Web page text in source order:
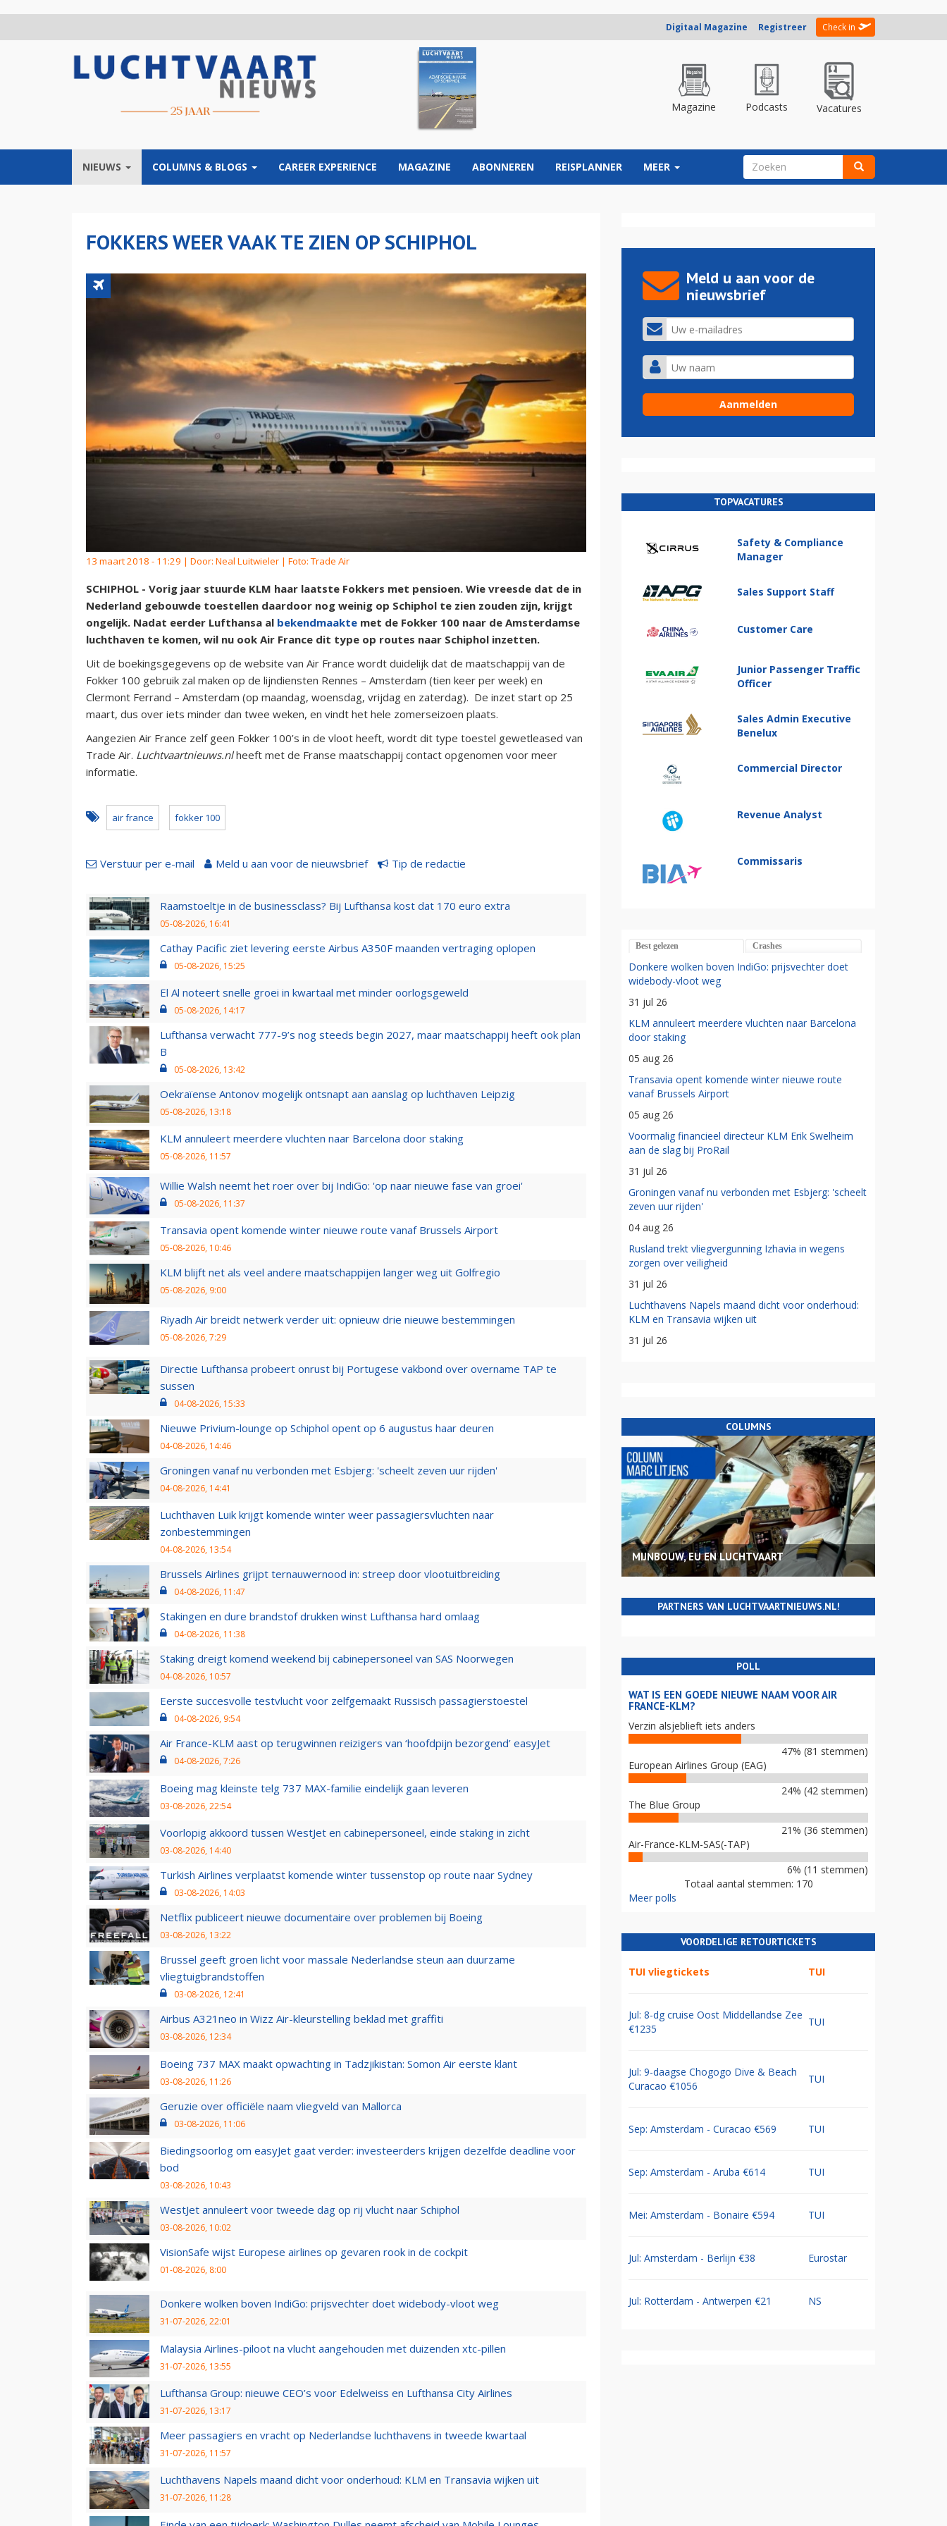
Digitaal Magazine Registreer Check in
Magazine Podcasts Vacatures
NIEUWS COLUMNS & BLOGS CAREER EXPERIENCE MAGAZINE ABONNEREN REISPLANNER MEER ZOEKVELD
FOKKERS WEER VAAK TE ZIEN OP SCHIPHOL
13 maart 2018 - 11:29 | Door: Neal Luitwieler | Foto: Trade Air
SCHIPHOL - Vorig jaar stuurde KLM haar laatste Fokkers met pensioen. Wie vreesde dat de in
Nederland gebouwde toestellen daardoor nog weinig op Schiphol te zien zouden zijn, krijgt
ongelijk. Nadat eerder Lufthansa al bekendmaakte met de Fokker 100 naar de Amsterdamse
luchthaven te komen, wil nu ook Air France dit type op routes naar Schiphol inzetten.
Uit de boekingsgegevens op de website van Air France wordt duidelijk dat de maatschappij van de
Fokker 100 gebruik zal maken op de lijndiensten Rennes – Amsterdam (tien keer per week) en
Clermont Ferrand – Amsterdam (op maandag, woensdag, vrijdag en zaterdag). De inzet start op 25
maart, dus over iets minder dan twee weken, en vindt het hele zomerseizoen plaats.
Aangezien Air France zelf geen Fokker 100’s in de vloot heeft, wordt dit type toestel gewetleased van
Trade Air. Luchtvaartnieuws.nlheeft met de Franse maatschappij contact opgenomen voor meer
informatie.
air france fokker 100
Verstuur per e-mail Meld u aan voor de nieuwsbrief Tip de redactie
Raamstoeltje in de businessclass? Bij Lufthansa kost dat 170 euro extra
05-08-2026, 16:41
Cathay Pacific ziet levering eerste Airbus A350F maanden vertraging oplopen
05-08-2026, 15:25
El Al noteert snelle groei in kwartaal met minder oorlogsgeweld
05-08-2026, 14:17
Lufthansa verwacht 777-9’s nog steeds begin 2027, maar maatschappij heeft ook plan
B
05-08-2026, 13:42
Oekraïense Antonov mogelijk ontsnapt aan aanslag op luchthaven Leipzig
05-08-2026, 13:18
KLM annuleert meerdere vluchten naar Barcelona door staking
05-08-2026, 11:57
Willie Walsh neemt het roer over bij IndiGo: 'op naar nieuwe fase van groei'
05-08-2026, 11:37
Transavia opent komende winter nieuwe route vanaf Brussels Airport
05-08-2026, 10:46
KLM blijft net als veel andere maatschappijen langer weg uit Golfregio
05-08-2026, 9:00
Riyadh Air breidt netwerk verder uit: opnieuw drie nieuwe bestemmingen
05-08-2026, 7:29
Directie Lufthansa probeert onrust bij Portugese vakbond over overname TAP te
sussen
04-08-2026, 15:33
Nieuwe Privium-lounge op Schiphol opent op 6 augustus haar deuren
04-08-2026, 14:46
Groningen vanaf nu verbonden met Esbjerg: 'scheelt zeven uur rijden'
04-08-2026, 14:41
Luchthaven Luik krijgt komende winter weer passagiersvluchten naar
zonbestemmingen
04-08-2026, 13:54
Brussels Airlines grijpt ternauwernood in: streep door vlootuitbreiding
04-08-2026, 11:47
Stakingen en dure brandstof drukken winst Lufthansa hard omlaag
04-08-2026, 11:38
Staking dreigt komend weekend bij cabinepersoneel van SAS Noorwegen
04-08-2026, 10:57
Eerste succesvolle testvlucht voor zelfgemaakt Russisch passagierstoestel
04-08-2026, 9:54
Air France-KLM aast op terugwinnen reizigers van ‘hoofdpijn bezorgend’ easyJet
04-08-2026, 7:26
Boeing mag kleinste telg 737 MAX-familie eindelijk gaan leveren
03-08-2026, 22:54
Voorlopig akkoord tussen WestJet en cabinepersoneel, einde staking in zicht
03-08-2026, 14:40
Turkish Airlines verplaatst komende winter tussenstop op route naar Sydney
03-08-2026, 14:03
Netflix publiceert nieuwe documentaire over problemen bij Boeing
03-08-2026, 13:22
Brussel geeft groen licht voor massale Nederlandse steun aan duurzame
vliegtuigbrandstoffen
03-08-2026, 12:41
Airbus A321neo in Wizz Air-kleurstelling beklad met graffiti
03-08-2026, 12:34
Boeing 737 MAX maakt opwachting in Tadzjikistan: Somon Air eerste klant
03-08-2026, 11:26
Geruzie over officiële naam vliegveld van Mallorca
03-08-2026, 11:06
Biedingsoorlog om easyJet gaat verder: investeerders krijgen dezelfde deadline voor
bod
03-08-2026, 10:43
WestJet annuleert voor tweede dag op rij vlucht naar Schiphol
03-08-2026, 10:02
VisionSafe wijst Europese airlines op gevaren rook in de cockpit
01-08-2026, 8:00
Donkere wolken boven IndiGo: prijsvechter doet widebody-vloot weg
31-07-2026, 22:01
Malaysia Airlines-piloot na vlucht aangehouden met duizenden xtc-pillen
31-07-2026, 13:55
Lufthansa Group: nieuwe CEO’s voor Edelweiss en Lufthansa City Airlines
31-07-2026, 13:17
Meer passagiers en vracht op Nederlandse luchthavens in tweede kwartaal
31-07-2026, 11:57
Luchthavens Napels maand dicht voor onderhoud: KLM en Transavia wijken uit
31-07-2026, 11:28
Meld u aan voor de
nieuwsbrief
TOPVACATURES
Safety & Compliance
Manager
Sales Support Staff
Customer Care
Junior Passenger Traffic
Officer
Sales Admin Executive
Benelux
Commercial Director
Revenue Analyst
Commissaris
Best gelezen Crashes
Donkere wolken boven IndiGo: prijsvechter doet
widebody-vloot weg
31 jul 26
KLM annuleert meerdere vluchten naar Barcelona
door staking
05 aug 26
Transavia opent komende winter nieuwe route
vanaf Brussels Airport
05 aug 26
Voormalig financieel directeur KLM Erik Swelheim
aan de slag bij ProRail
31 jul 26
Groningen vanaf nu verbonden met Esbjerg: 'scheelt
zeven uur rijden'
04 aug 26
Rusland trekt vliegvergunning Izhavia in wegens
zorgen over veiligheid
31 jul 26
Luchthavens Napels maand dicht voor onderhoud:
KLM en Transavia wijken uit
31 jul 26
COLUMNS
MIJNBOUW, EU EN LUCHTVAART
PARTNERS VAN LUCHTVAARTNIEUWS.NL!
POLL
WAT IS EEN GOEDE NIEUWE NAAM VOOR AIR
FRANCE-KLM?
Verzin alsjeblieft iets anders
47% (81 stemmen)
European Airlines Group (EAG)
24% (42 stemmen)
The Blue Group
21% (36 stemmen)
Air-France-KLM-SAS(-TAP)
6% (11 stemmen)
Totaal aantal stemmen: 170
Meer polls
VOORDELIGE RETOURTICKETS
TUI vliegtickets TUI
Jul: 8-dg cruise Oost Middellandse Zee
€1235
TUI
Jul: 9-daagse Chogogo Dive & Beach
Curacao €1056
TUI
Sep: Amsterdam - Curacao €569 TUI
Sep: Amsterdam - Aruba €614 TUI
Mei: Amsterdam - Bonaire €594 TUI
Jul: Amsterdam - Berlijn €38 Eurostar
Jul: Rotterdam - Antwerpen €21 NS